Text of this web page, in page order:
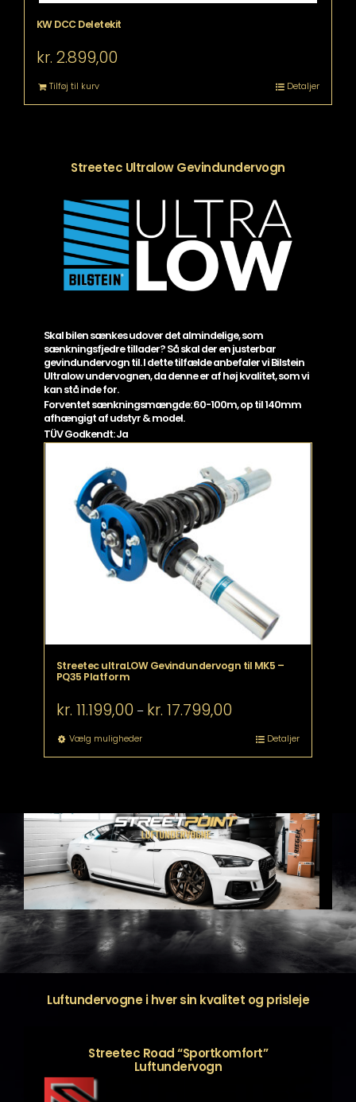
KW DCC Deletekit
kr. 2.899,00
Tilføj til kurv Detaljer
Streetec Ultralow Gevindundervogn
Skal bilen sænkes udover det almindelige, som
sænkningsfjedre tillader? Så skal der en justerbar
gevindundervogn til. I dette tilfælde anbefaler vi Bilstein
Ultralow undervognen, da denne er af høj kvalitet, som vi
kan stå inde for.
Forventet sænkningsmængde: 60-100m, op til 140mm
afhængigt af udstyr & model.
TÜV Godkendt: Ja
Streetec ultraLOW Gevindundervogn til MK5 –
PQ35 Platform
kr. 11.199,00 – kr. 17.799,00Prisinterval:
Vælg mulighederDette
vare
Mulighederne
kan
vælges
på
varesiden
Detaljer
Luftundervogne i hver sin kvalitet og prisleje
Streetec Road “Sportkomfort”
Luftundervogn